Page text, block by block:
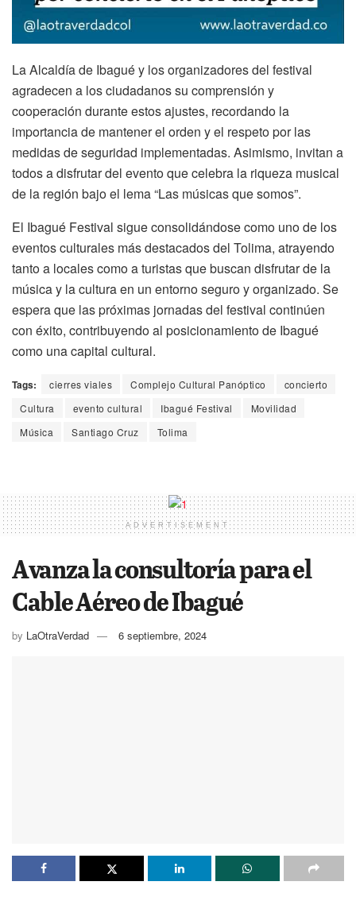
La Alcaldía de Ibagué y los organizadores del festival
agradecen a los ciudadanos su comprensión y
cooperación durante estos ajustes, recordando la
importancia de mantener el orden y el respeto por las
medidas de seguridad implementadas. Asimismo, invitan a
todos a disfrutar del evento que celebra la riqueza musical
de la región bajo el lema “Las músicas que somos”.
El Ibagué Festival sigue consolidándose como uno de los
eventos culturales más destacados del Tolima, atrayendo
tanto a locales como a turistas que buscan disfrutar de la
música y la cultura en un entorno seguro y organizado. Se
espera que las próximas jornadas del festival continúen
con éxito, contribuyendo al posicionamiento de Ibagué
como una capital cultural.
Tags: cierres viales Complejo Cultural Panóptico
concierto
Cultura
evento cultural Ibagué Festival
Movilidad
Música
Santiago Cruz Tolima
ADVERTISEMENT
Avanza la consultoría para el
Cable Aéreo de Ibagué
by LaOtraVerdad 6 septiembre, 2024